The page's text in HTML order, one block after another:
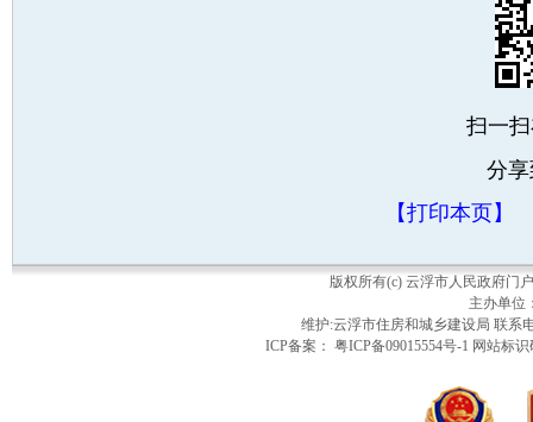
扫一
分
【打印本页】
版权所有(c) 云浮市人民政府
主办单
维护:云浮市住房和城乡建设局 联系
ICP备案： 粤ICP备09015554号-1 网站标